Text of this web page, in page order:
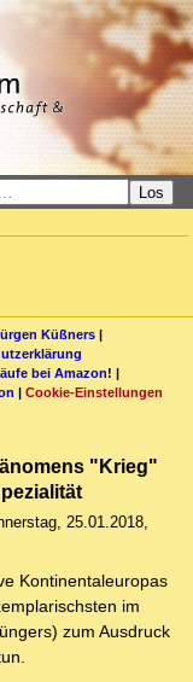
Los
Küßners |
bei Amazon! |
| Cookie-Einstellungen
"Krieg"
25.01.2018,
Kontinentaleuropas
im
zum Ausdruck